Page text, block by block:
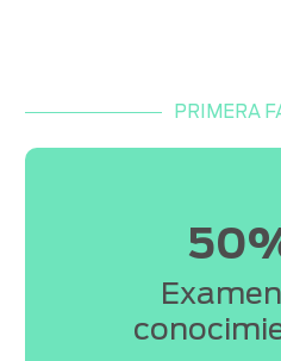
PRIMERA